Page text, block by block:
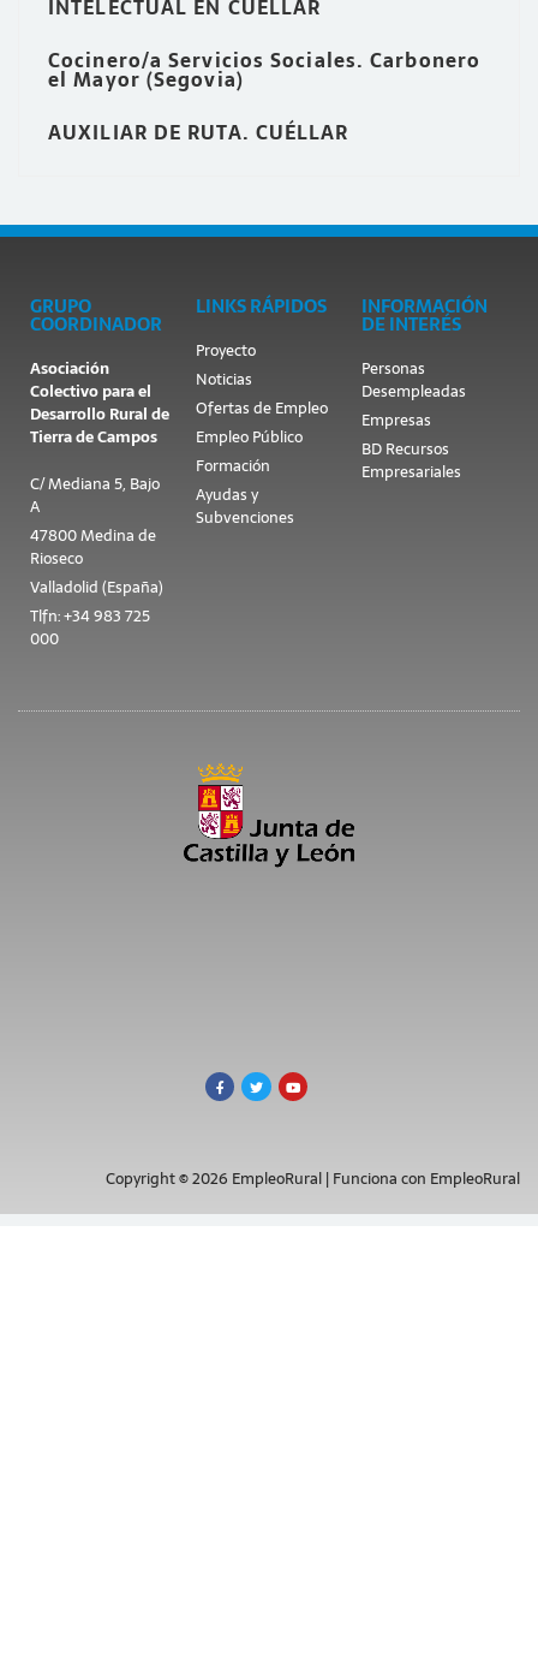
INTELECTUAL EN CUÉLLAR
Cocinero/a Servicios Sociales. Carbonero
el Mayor (Segovia)
AUXILIAR DE RUTA. CUÉLLAR
GRUPO
COORDINADOR
Asociación
Colectivo para el
Desarrollo Rural de
Tierra de Campos
C/ Mediana 5, Bajo
A
47800 Medina de
Rioseco
Valladolid (España)
Tlfn: +34 983 725
000
LINKS RÁPIDOS
Proyecto
Noticias
Ofertas de Empleo
Empleo Público
Formación
Ayudas y
Subvenciones
INFORMACIÓN
DE INTERÉS
Personas
Desempleadas
Empresas
BD Recursos
Empresariales
Copyright © 2026 EmpleoRural | Funciona con EmpleoRural